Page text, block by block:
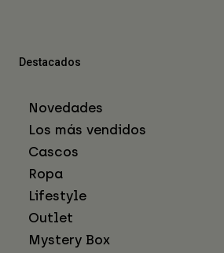
Destacados
Novedades
Los más vendidos
Cascos
Ropa
Lifestyle
Outlet
Mystery Box